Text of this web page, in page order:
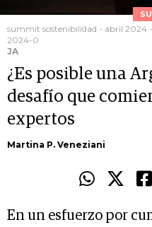
summit sostenibilidad - abril 2024
2024-0
JA
¿Es posible una
desafío que
expertos
Martina P. Veneziani
En un esfuerzo por